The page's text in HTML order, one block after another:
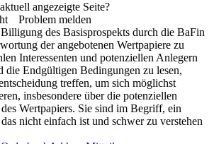
angezeigte Seite?
Problem melden
des Basisprospekts durch die BaFin
der angebotenen Wertpapiere zu
Interessenten und potenziellen Anlegern
die Endgültigen Bedingungen zu lesen,
treffen, um sich möglichst
insbesondere über die potenziellen
Wertpapiers. Sie sind im Begriff, ein
nicht einfach ist und schwer zu verstehen